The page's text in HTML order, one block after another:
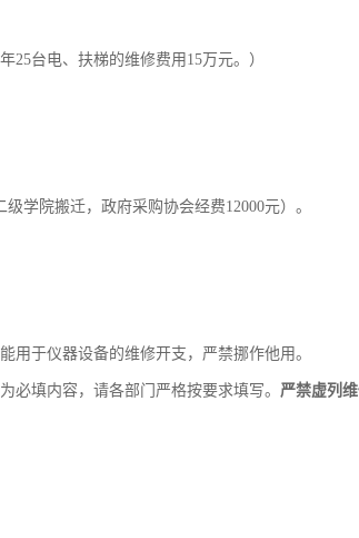
台电、扶梯的维修费用15万元。）
学院搬迁，政府采购协会经费12000元）。
用于仪器设备的维修开支，严禁挪作他用。
必填内容，请各部门严格按要求填写。 严禁虚列